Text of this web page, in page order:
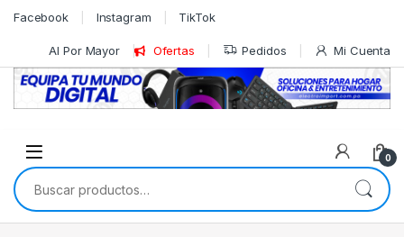
Skip to navigation
Skip to content
Facebook Instagram TikTok
Al Por Mayor Ofertas Pedidos Mi Cuenta
0
Buscar por: